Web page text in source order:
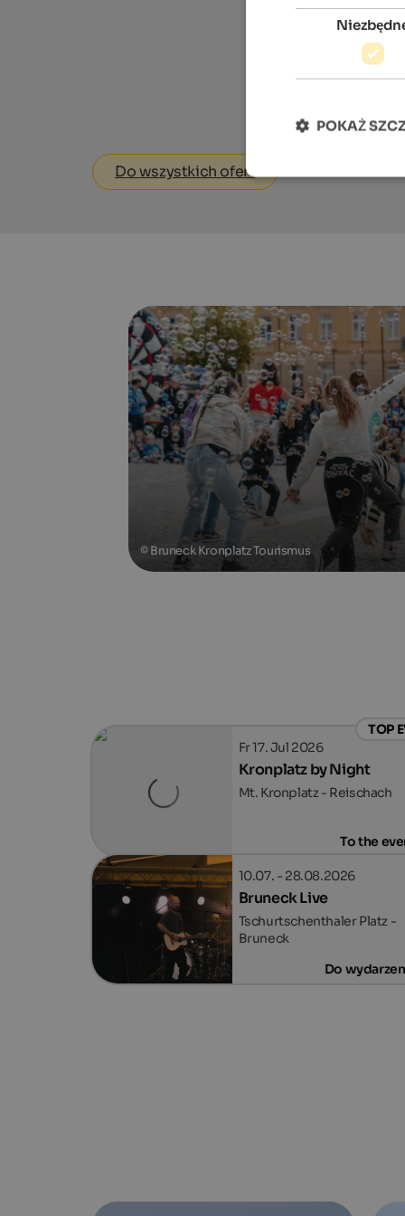
Do wszystkich ofert
© Bruneck Kronplatz Tourismus
TOP
Fr 17. Jul 2026
Kronplatz by Night
Mt. Kronplatz - Reischach
To the
10.07. - 28.08.2026
Bruneck Live
Tschurtschenthaler Platz -
Bruneck
Do
POKAŻ